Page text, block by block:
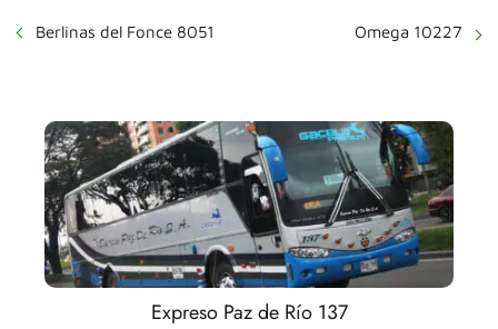
Berlinas del Fonce 8051 Omega 10227
Expreso Paz de Río 137